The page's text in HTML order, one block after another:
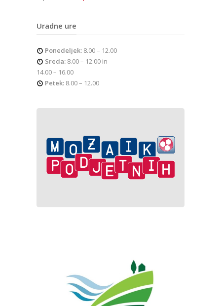
Uradne ure
Ponedeljek: 8.00 – 12.00
Sreda: 8.00 – 12.00 in
14.00 – 16.00
Petek: 8.00 – 12.00